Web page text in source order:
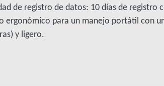
de registro de datos: 10 días de registro
ergonómico para un manejo portátil con
y ligero.